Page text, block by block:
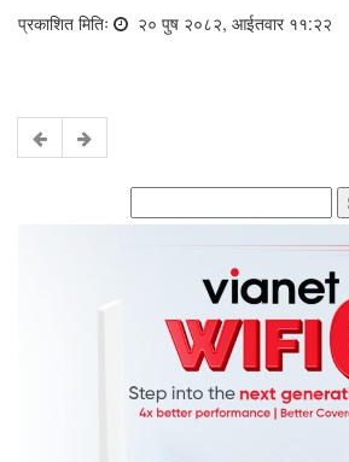
प्रकाशित मितिः २० पुष २०८२, आईतवार ११:२२
for: